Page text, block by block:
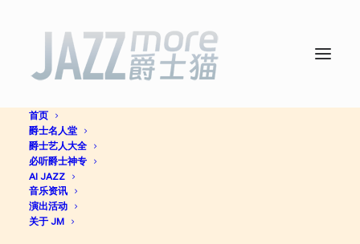
首页
爵士名人堂
爵士艺人大全
必听爵士神专
AI JAZZ
音乐资讯
演出活动
关于 JM
D.T.F.N. (12inch Ver.) – EP -
The United Jazz+Rock
Ensemble